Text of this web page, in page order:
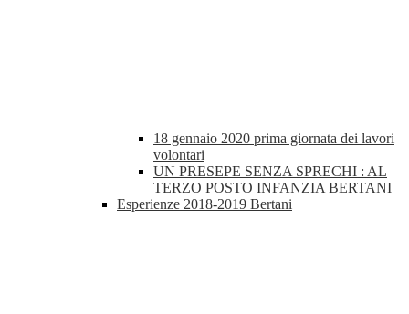
18 gennaio 2020 prima giornata dei lavori
volontari
UN PRESEPE SENZA SPRECHI : AL
TERZO POSTO INFANZIA BERTANI
Esperienze 2018-2019 Bertani